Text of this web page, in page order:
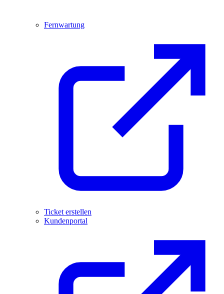
Fernwartung
Ticket erstellen
Kundenportal